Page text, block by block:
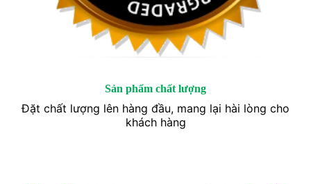
Sản phẩm chất lượng
Đặt chất lượng lên hàng đầu, mang lại hài lòng cho
khách hàng